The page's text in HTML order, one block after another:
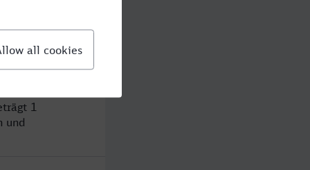
1
und